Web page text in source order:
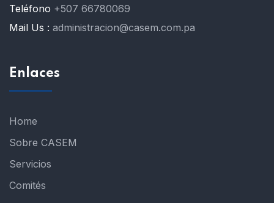
Teléfono +507 66780069
Mail Us : administracion@casem.com.pa
Enlaces
Home
Sobre CASEM
Servicios
Comités